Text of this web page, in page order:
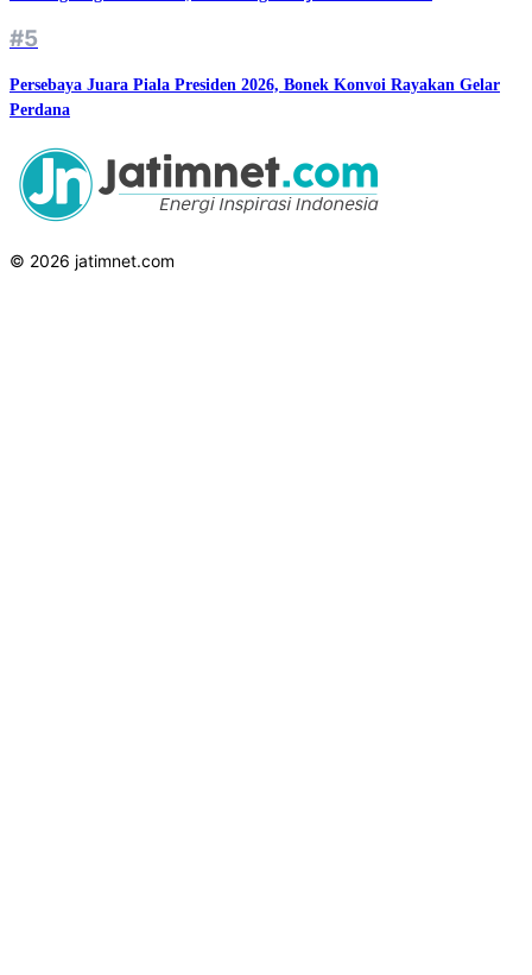
#5
Persebaya Juara Piala Presiden 2026, Bonek Konvoi Rayakan Gelar
Perdana
© 2026 jatimnet.com